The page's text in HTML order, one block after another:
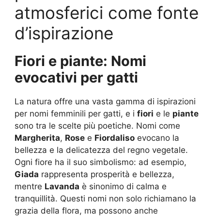
atmosferici come fonte
d’ispirazione
Fiori e piante: Nomi
evocativi per gatti
La natura offre una vasta gamma di ispirazioni
per nomi femminili per gatti, e i fiori e le piante
sono tra le scelte più poetiche. Nomi come
Margherita, Rose e Fiordaliso evocano la
bellezza e la delicatezza del regno vegetale.
Ogni fiore ha il suo simbolismo: ad esempio,
Giada rappresenta prosperità e bellezza,
mentre Lavanda è sinonimo di calma e
tranquillità. Questi nomi non solo richiamano la
grazia della flora, ma possono anche